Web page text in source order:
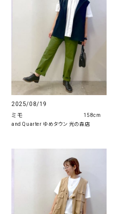
2025/08/19
ミモ
and Quarter ゆめタウン 光の森店
158cm